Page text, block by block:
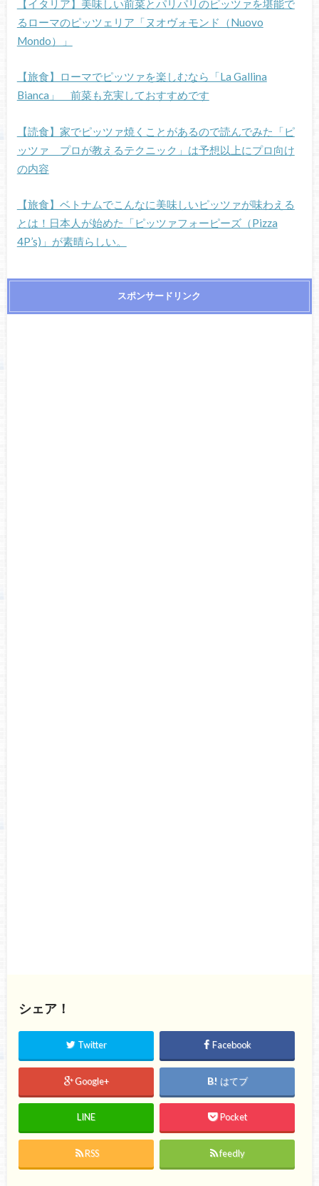
【イタリア】美味しい前菜とパリパリのピッツァを堪能で
るローマのピッツェリア「ヌオヴォモンド（Nuovo
Mondo）」
【旅食】ローマでピッツァを楽しむなら「La Gallina
Bianca」 前菜も充実しておすすめです
【読食】家でピッツァ焼くことがあるので読んでみた「ピ
ッツァ プロが教えるテクニック」は予想以上にプロ向け
の内容
【旅食】ベトナムでこんなに美味しいピッツァが味わえる
とは！日本人が始めた「ピッツァフォーピーズ（Pizza
4P’s)」が素晴らしい。
スポンサードリンク
シェア！
Twitter Facebook
Google+ はてブ
LINE Pocket
RSS feedly